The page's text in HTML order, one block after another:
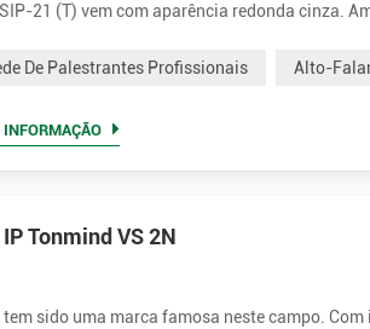
21 (T) vem com aparência redonda cinza.
De Palestrantes Profissionais Alto-
Tonmind VS 2N
tem sido uma marca famosa neste campo.